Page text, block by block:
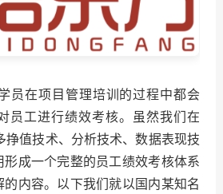
员在项目管理培训的过程中都会
员工进行绩效考核。虽然我们在
挣值技术、分析技术、数据表现技
成一个完整的员工绩效考核体系
的内容。以下我们就以国内某知名